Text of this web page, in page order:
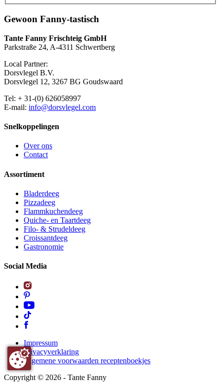
Gewoon Fanny-tastisch
Tante Fanny Frischteig GmbH
Parkstraße 24, A-4311 Schwertberg
Local Partner:
Dorsvlegel B.V.
Dorsvlegel 12, 3267 BG Goudswaard
Tel: + 31-(0) 626058997
E-mail: info@dorsvlegel.com
Snelkoppelingen
Over ons
Contact
Assortiment
Bladerdeeg
Pizzadeeg
Flammkuchendeeg
Quiche- en Taartdeeg
Filo- & Strudeldeeg
Croissantdeeg
Gastronomie
Social Media
Impressum
Privacyverklaring
Algemene voorwaarden receptenboekjes
Copyright © 2026 - Tante Fanny